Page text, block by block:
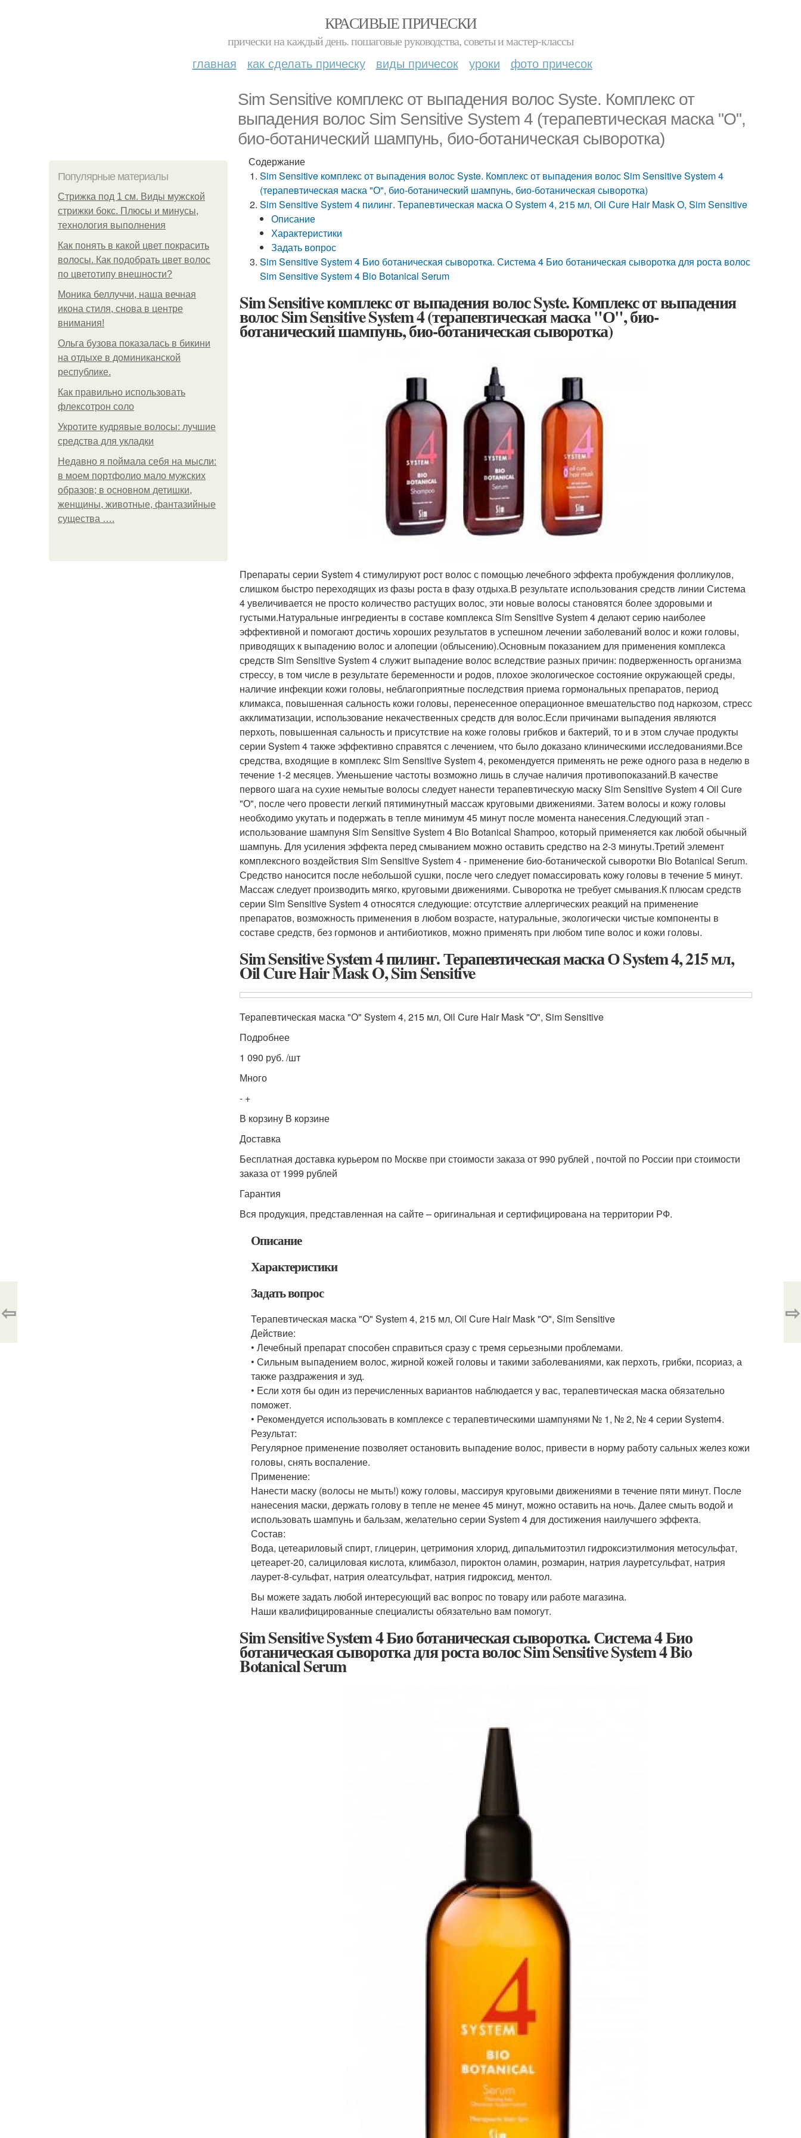
КРАСИВЫЕ ПРИЧЕСКИ
прически на каждый день. пошаговые руководства, советы и мастер-классы
главная как сделать прическу виды причесок уроки фото причесок
Sim Sensitive комплекс от выпадения волос Syste. Комплекс от
выпадения волос Sim Sensitive System 4 (терапевтическая маска "О",
био-ботанический шампунь, био-ботаническая сыворотка)
Популярные материалы
Стрижка под 1 см. Виды мужской
стрижки бокс. Плюсы и минусы,
технология выполнения
Как понять в какой цвет покрасить
волосы. Как подобрать цвет волос
по цветотипу внешности?
Моника беллуччи, наша вечная
икона стиля, снова в центре
внимания!
Ольга бузова показалась в бикини
на отдыхе в доминиканской
республике.
Как правильно использовать
флексотрон соло
Укротите кудрявые волосы: лучшие
средства для укладки
Недавно я поймала себя на мысли:
в моем портфолио мало мужских
образов; в основном детишки,
женщины, животные, фантазийные
существа ….
Содержание
Sim Sensitive комплекс от выпадения волос Syste. Комплекс от выпадения волос Sim Sensitive System 4
(терапевтическая маска "О", био-ботанический шампунь, био-ботаническая сыворотка)
Sim Sensitive System 4 пилинг. Терапевтическая маска О System 4, 215 мл, Oil Cure Hair Mask O, Sim Sensitive
Описание
Характеристики
Задать вопрос
Sim Sensitive System 4 Био ботаническая сыворотка. Система 4 Био ботаническая сыворотка для роста волос
Sim Sensitive System 4 Bio Botanical Serum
Sim Sensitive комплекс от выпадения волос Syste. Комплекс от выпадения
волос Sim Sensitive System 4 (терапевтическая маска "О", био-
ботанический шампунь, био-ботаническая сыворотка)
Препараты серии System 4 стимулируют рост волос с помощью лечебного эффекта пробуждения фолликулов,
слишком быстро переходящих из фазы роста в фазу отдыха.В результате использования средств линии Система
4 увеличивается не просто количество растущих волос, эти новые волосы становятся более здоровыми и
густыми.Натуральные ингредиенты в составе комплекса Sim Sensitive System 4 делают серию наиболее
эффективной и помогают достичь хороших результатов в успешном лечении заболеваний волос и кожи головы,
приводящих к выпадению волос и алопеции (облысению).Основным показанием для применения комплекса
средств Sim Sensitive System 4 служит выпадение волос вследствие разных причин: подверженность организма
стрессу, в том числе в результате беременности и родов, плохое экологическое состояние окружающей среды,
наличие инфекции кожи головы, неблагоприятные последствия приема гормональных препаратов, период
климакса, повышенная сальность кожи головы, перенесенное операционное вмешательство под наркозом, стресс
акклиматизации, использование некачественных средств для волос.Если причинами выпадения являются
перхоть, повышенная сальность и присутствие на коже головы грибков и бактерий, то и в этом случае продукты
серии System 4 также эффективно справятся с лечением, что было доказано клиническими исследованиями.Все
средства, входящие в комплекс Sim Sensitive System 4, рекомендуется применять не реже одного раза в неделю в
течение 1-2 месяцев. Уменьшение частоты возможно лишь в случае наличия противопоказаний.В качестве
первого шага на сухие немытые волосы следует нанести терапевтическую маску Sim Sensitive System 4 Oil Cure
"О", после чего провести легкий пятиминутный массаж круговыми движениями. Затем волосы и кожу головы
необходимо укутать и подержать в тепле минимум 45 минут после момента нанесения.Следующий этап -
использование шампуня Sim Sensitive System 4 Bio Botanical Shampoo, который применяется как любой обычный
шампунь. Для усиления эффекта перед смыванием можно оставить средство на 2-3 минуты.Третий элемент
комплексного воздействия Sim Sensitive System 4 - применение био-ботанической сыворотки Bio Botanical Serum.
Средство наносится после небольшой сушки, после чего следует помассировать кожу головы в течение 5 минут.
Массаж следует производить мягко, круговыми движениями. Сыворотка не требует смывания.К плюсам средств
серии Sim Sensitive System 4 относятся следующие: отсутствие аллергических реакций на применение
препаратов, возможность применения в любом возрасте, натуральные, экологически чистые компоненты в
составе средств, без гормонов и антибиотиков, можно применять при любом типе волос и кожи головы.
Sim Sensitive System 4 пилинг. Терапевтическая маска О System 4, 215 мл,
Oil Cure Hair Mask O, Sim Sensitive
Терапевтическая маска "О" System 4, 215 мл, Oil Cure Hair Mask "O", Sim Sensitive
Подробнее
1 090 руб. /шт
Много
- +
В корзину В корзине
Доставка
Бесплатная доставка курьером по Москве при стоимости заказа от 990 рублей , почтой по России при стоимости
заказа от 1999 рублей
Гарантия
Вся продукция, представленная на сайте – оригинальная и сертифицирована на территории РФ.
Описание
Характеристики
Задать вопрос
Терапевтическая маска "О" System 4, 215 мл, Oil Cure Hair Mask "O", Sim Sensitive
Действие:
• Лечебный препарат способен справиться сразу с тремя серьезными проблемами.
• Сильным выпадением волос, жирной кожей головы и такими заболеваниями, как перхоть, грибки, псориаз, а
также раздражения и зуд.
• Если хотя бы один из перечисленных вариантов наблюдается у вас, терапевтическая маска обязательно
поможет.
• Рекомендуется использовать в комплексе с терапевтическими шампунями № 1, № 2, № 4 серии System4.
Результат:
Регулярное применение позволяет остановить выпадение волос, привести в норму работу сальных желез кожи
головы, снять воспаление.
Применение:
Нанести маску (волосы не мыть!) кожу головы, массируя круговыми движениями в течение пяти минут. После
нанесения маски, держать голову в тепле не менее 45 минут, можно оставить на ночь. Далее смыть водой и
использовать шампунь и бальзам, желательно серии System 4 для достижения наилучшего эффекта.
Состав:
Вода, цетеариловый спирт, глицерин, цетримония хлорид, дипальмитоэтил гидроксиэтилмония метосульфат,
цетеарет-20, салициловая кислота, климбазол, пироктон оламин, розмарин, натрия лауретсульфат, натрия
лаурет-8-сульфат, натрия олеатсульфат, натрия гидроксид, ментол.
Вы можете задать любой интересующий вас вопрос по товару или работе магазина.
Наши квалифицированные специалисты обязательно вам помогут.
Sim Sensitive System 4 Био ботаническая сыворотка. Система 4 Био
ботаническая сыворотка для роста волос Sim Sensitive System 4 Bio
Botanical Serum
⇦ ⇨